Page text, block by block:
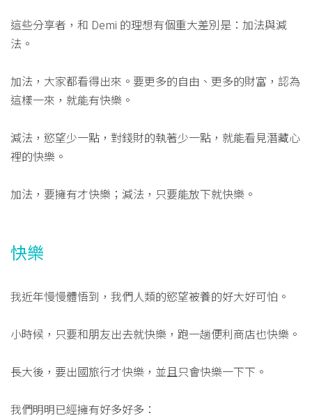
這些分享者，和 Demi 的理想有個重大差別是：加法與減
法。
加法，大家都看得出來。要更多的自由、更多的財富，認為
這樣一來，就能有快樂。
減法，慾望少一點，對錢財的執著少一點，就能看見潛藏心
裡的快樂。
加法，要擁有才快樂；減法，只要能放下就快樂。
快樂
我近年慢慢體悟到，我們人類的慾望被養的好大好可怕。
小時候，只要和朋友出去就快樂，跑一趟便利商店也快樂。
長大後，要出國旅行才快樂，並且只會快樂一下下。
我們明明已經擁有好多好多：